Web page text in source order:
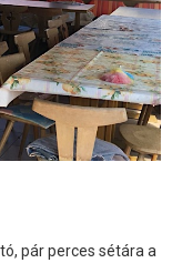
pár perces sétára a